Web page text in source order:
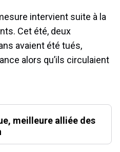
intervient suite à la
Cet été, deux
avaient été tués,
alors qu’ils circulaient
meilleure alliée des